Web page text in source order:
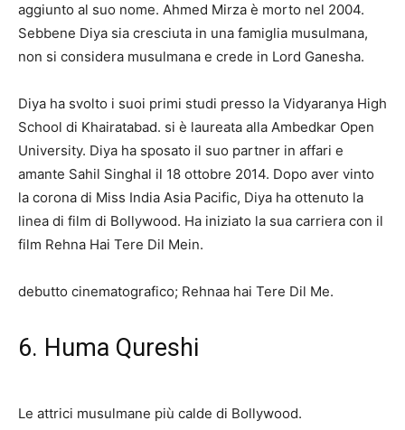
aggiunto al suo nome. Ahmed Mirza è morto nel 2004.
Sebbene Diya sia cresciuta in una famiglia musulmana,
non si considera musulmana e crede in Lord Ganesha.
Diya ha svolto i suoi primi studi presso la Vidyaranya High
School di Khairatabad. si è laureata alla Ambedkar Open
University. Diya ha sposato il suo partner in affari e
amante Sahil Singhal il 18 ottobre 2014. Dopo aver vinto
la corona di Miss India Asia Pacific, Diya ha ottenuto la
linea di film di Bollywood. Ha iniziato la sua carriera con il
film Rehna Hai Tere Dil Mein.
debutto cinematografico; Rehnaa hai Tere Dil Me.
6. Huma Qureshi
Le attrici musulmane più calde di Bollywood.